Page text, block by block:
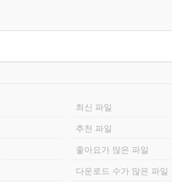
최신 파일
추천 파일
좋아요가 많은 파일
다운로드 수가 많은 파일